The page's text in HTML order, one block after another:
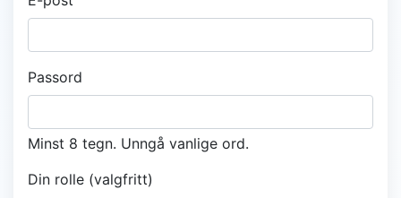
Passord
Minst 8 tegn. Unngå vanlige ord.
Din rolle (valgfritt)